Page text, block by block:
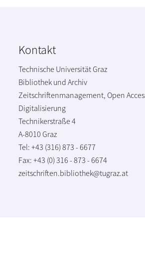
Kontakt
Technische Universität Graz
Bibliothek und Archiv
Zeitschriftenmanagement, Open
Digitalisierung
Technikerstraße 4
A-8010 Graz
Tel: +43 (316) 873 - 6677
Fax: +43 (0) 316 - 873 - 6674
zeitschriften.bibliothek@tugraz.at